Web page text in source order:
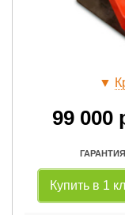
▼
99 000
Купить в 1